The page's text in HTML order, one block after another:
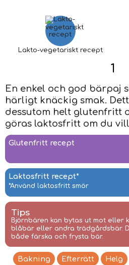
Lakto-vegetariskt recept
1
En enkel och god bärpaj
härligt knäckig smak.
dessutom helt glutenfritt
göras laktosfritt om du
Glutenfritt recept
Laktosfritt recept*
*Använd laktosfritt smör
Tips
Björnbären kan bytas ut mot eller
blåbär eller andra trädgårdsbär.
både färska och frysta bär.
Bakning Efterrätt Helg